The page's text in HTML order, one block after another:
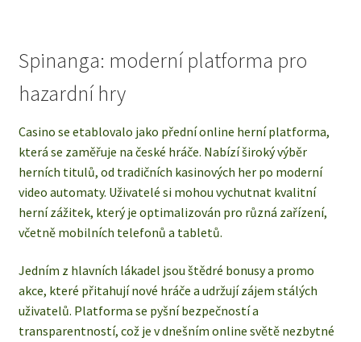
Spinanga: moderní platforma pro
hazardní hry
Casino se etablovalo jako přední online herní platforma,
která se zaměřuje na české hráče. Nabízí široký výběr
herních titulů, od tradičních kasinových her po moderní
video automaty. Uživatelé si mohou vychutnat kvalitní
herní zážitek, který je optimalizován pro různá zařízení,
včetně mobilních telefonů a tabletů.
Jedním z hlavních lákadel jsou štědré bonusy a promo
akce, které přitahují nové hráče a udržují zájem stálých
uživatelů. Platforma se pyšní bezpečností a
transparentností, což je v dnešním online světě nezbytné